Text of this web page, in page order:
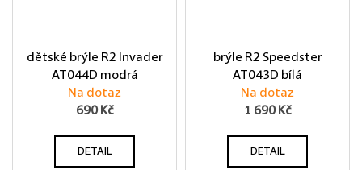
dětské brýle R2 Invader
AT044D modrá
Na dotaz
690 Kč
DETAIL
brýle R2 Speedster
AT043D bílá
Na dotaz
1 690 Kč
DETAIL